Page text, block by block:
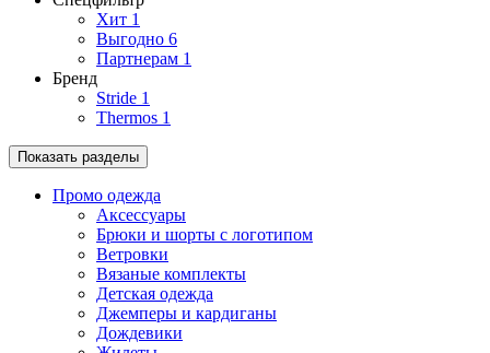
Хит 1
Выгодно 6
Партнерам 1
Бренд
Stride 1
Thermos 1
Показать разделы
Промо одежда
Аксессуары
Брюки и шорты с логотипом
Ветровки
Вязаные комплекты
Детская одежда
Джемперы и кардиганы
Дождевики